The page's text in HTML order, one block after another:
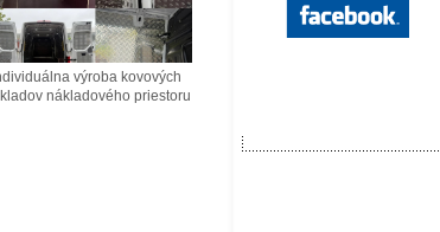
výroba kovových
nákladového priestoru